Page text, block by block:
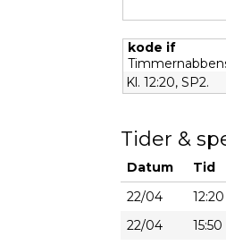
kode if
Kl. 12:20, SP2.
Tider &
Datum Tid
22/04
12:20
22/04
15:50